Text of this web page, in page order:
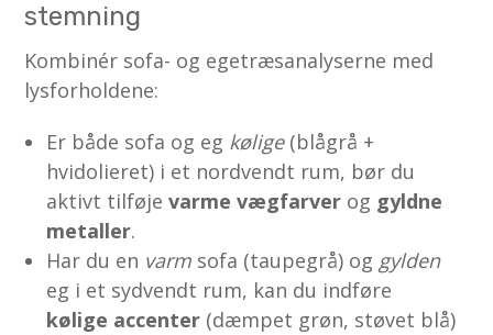
stemning
Kombinér sofa- og egetræsanalyserne med
lysforholdene:
Er både sofa og eg kølige(blågrå +
hvidolieret) i et nordvendt rum, bør du
aktivt tilføjevarme vægfarver og gyldne
metaller.
Har du en varm sofa (taupegrå) og gylden
eg i et sydvendt rum, kan du indføre
kølige accenter (dæmpet grøn, støvet blå)